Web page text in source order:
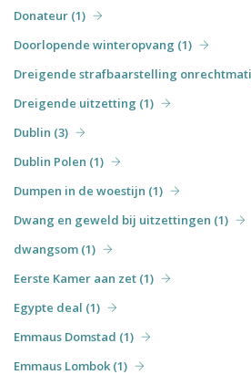
Donateur (1)
Doorlopende winteropvang (1)
Dreigende strafbaarstelling
Dreigende uitzetting (1)
Dublin (3)
Dublin Polen (1)
Dumpen in de woestijn (1)
Dwang en geweld bij uitzettingen (1)
dwangsom (1)
Eerste Kamer aan zet (1)
Egypte deal (1)
Emmaus Domstad (1)
Emmaus Lombok (1)